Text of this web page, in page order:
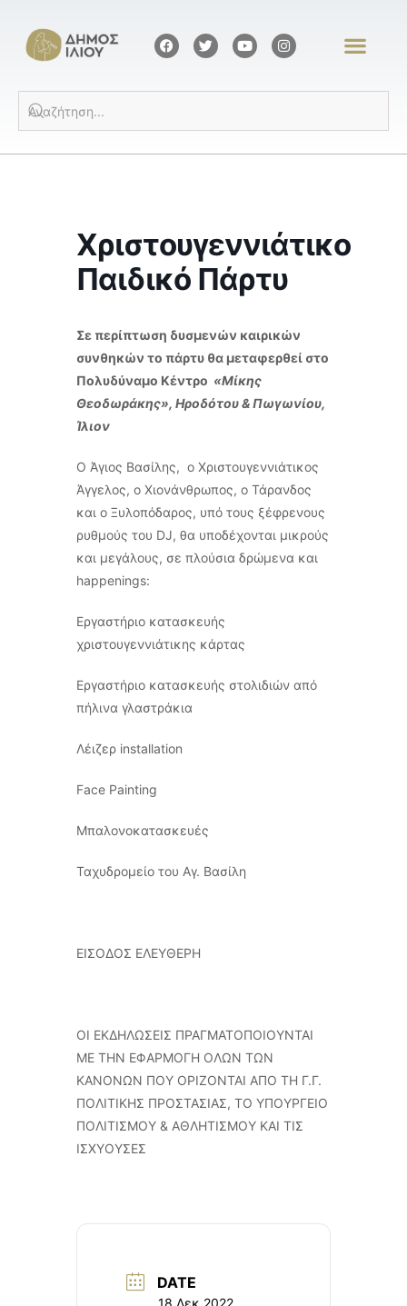
Χριστουγεννιάτικο
Παιδικό Πάρτυ
Σε περίπτωση δυσμενών καιρικών
συνθηκών το πάρτυ θα μεταφερθεί στο
Πολυδύναμο Κέντρο «Μίκης
Θεοδωράκης», Ηροδότου & Πωγωνίου,
Ίλιον
Ο Άγιος Βασίλης, ο Χριστουγεννιάτικος
Άγγελος, ο Χιονάνθρωπος, ο Τάρανδος
και ο Ξυλοπόδαρος, υπό τους ξέφρενους
ρυθμούς του DJ, θα υποδέχονται μικρούς
και μεγάλους, σε πλούσια δρώμενα και
happenings:
Εργαστήριο κατασκευής
χριστουγεννιάτικης κάρτας
Εργαστήριο κατασκευής στολιδιών από
πήλινα γλαστράκια
Λέιζερ installation
Face Painting
Μπαλονοκατασκευές
Ταχυδρομείο του Αγ. Βασίλη
ΕΙΣΟΔΟΣ ΕΛΕΥΘΕΡH
ΟΙ ΕΚΔΗΛΩΣΕΙΣ ΠΡΑΓΜΑΤΟΠΟΙΟΥΝΤΑΙ
ΜΕ ΤΗΝ ΕΦΑΡΜΟΓΗ ΟΛΩΝ ΤΩΝ
ΚΑΝΟΝΩΝ ΠΟΥ ΟΡΙΖΟΝΤΑΙ ΑΠΟ ΤΗ Γ.Γ.
ΠΟΛΙΤΙΚΗΣ ΠΡΟΣΤΑΣΙΑΣ, ΤΟ ΥΠΟΥΡΓΕΙΟ
ΠΟΛΙΤΙΣΜΟΥ & ΑΘΛΗΤΙΣΜΟΥ ΚΑΙ ΤΙΣ
ΙΣΧΥΟΥΣΕΣ
DATE
18 Δεκ 2022